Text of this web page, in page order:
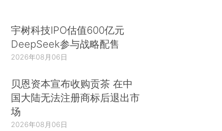
宇树科技IPO估值600亿元
DeepSeek参与战略配售
2026年08月06日
贝恩资本宣布收购贡茶 在中
国大陆无法注册商标后退出市
场
2026年08月06日